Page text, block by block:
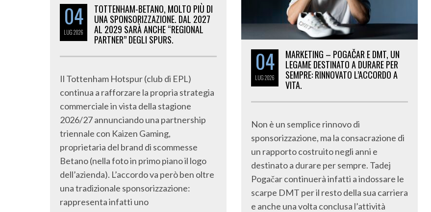
04
LUG2026
TOTTENHAM-BETANO, MOLTO PIÙ DI
UNA SPONSORIZZAZIONE. DAL 2027
AL 2029 SARÀ ANCHE “REGIONAL
PARTNER” DEGLI SPURS.
Il Tottenham Hotspur (club di EPL)
continua a rafforzare la propria strategia
commerciale in vista della stagione
2026/27 annunciando una partnership
triennale con Kaizen Gaming,
proprietaria del brand di scommesse
Betano (nella foto in primo piano il logo
dell’azienda). L’accordo va però ben oltre
una tradizionale sponsorizzazione:
rappresenta infatti uno
04
LUG2026
MARKETING – POGAČAR E DMT, UN
LEGAME DESTINATO A DURARE PER
SEMPRE: RINNOVATO L’ACCORDO A
VITA.
Non è un semplice rinnovo di
sponsorizzazione, ma la consacrazione di
un rapporto costruito negli anni e
destinato a durare per sempre. Tadej
Pogačar continuerà infatti a indossare le
scarpe DMT per il resto della sua carriera
e anche una volta conclusa l’attività